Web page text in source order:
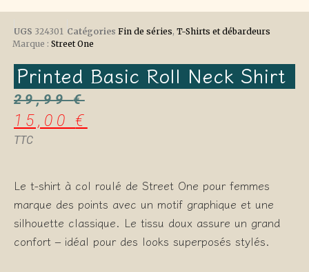
UGS 324301 Catégories Fin de séries, T-Shirts et débardeurs
Marque : Street One
Printed Basic Roll Neck Shirt
29,99€
15,00€
TTC
Le t-shirt à col roulé de Street One pour femmes
marque des points avec un motif graphique et une
silhouette classique. Le tissu doux assure un grand
confort – idéal pour des looks superposés stylés.